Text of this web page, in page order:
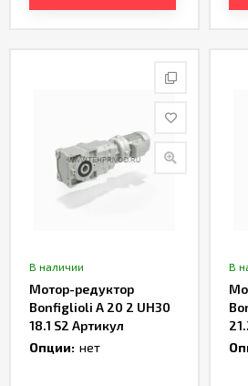
В наличии
Мотор-редуктор
Bonfiglioli A 20 2 UH30
18.1 S2 Артикул
TH232976
Опции: нет
В